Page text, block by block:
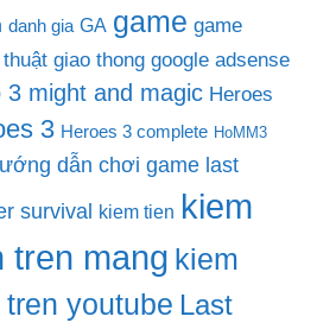
danh gia GA game game
giao thong google adsense
3 might and magic Heroes
3 Heroes 3 complete HoMM3
dẫn chơi game last
survival kiem tien kiem
tren mang kiem
youtube Last